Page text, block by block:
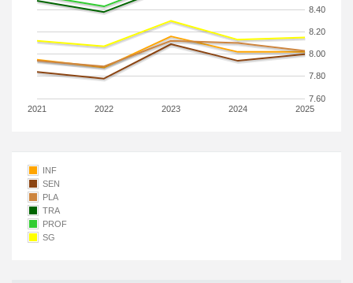
2021 2022 2023 2024 2025
7.60
7.80
8.00
8.20
8.40
INF
SEN
PLA
TRA
PROF
SG